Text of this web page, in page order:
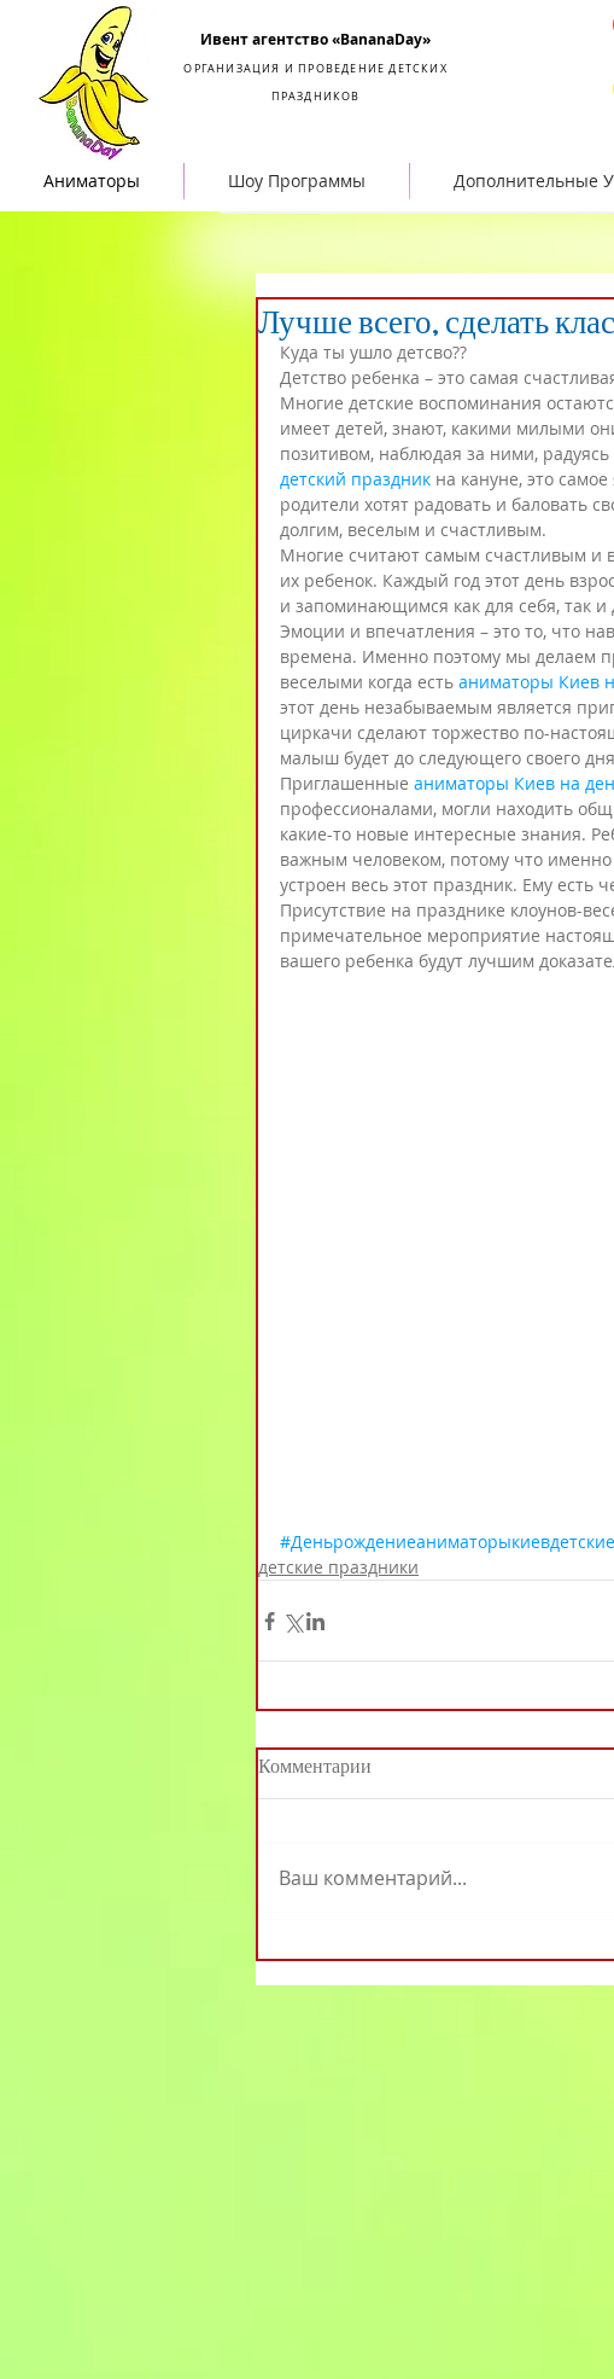
Ивент агентство «BananaDay»
ОРГАНИЗАЦИЯ И ПРОВЕДЕНИЕ ДЕТСКИХ
ПРАЗДНИКОВ
Аниматоры Шоу Программы Дополнительные
Лучше всего, сделать
Куда ты ушло детсво??
Детство ребенка – это самая
Многие детские воспоминания
имеет детей, знают, какими милыми
позитивом, наблюдая за ними,
детский праздник на кануне, это
родители хотят радовать и баловать
долгим, веселым и счастливым.
Многие считают самым счастливым и
их ребенок. Каждый год этот день
и запоминающимся как для себя, так
Эмоции и впечатления – это то, что
времена. Именно поэтому мы делаем
веселыми когда есть аниматоры Киев
этот день незабываемым является
циркачи сделают торжество по-
малыш будет до следующего своего
Приглашенные аниматоры Киев на
профессионалами, могли находить
какие-то новые интересные знания.
важным человеком, потому что
устроен весь этот праздник. Ему есть
Присутствие на празднике клоунов-
примечательное мероприятие
вашего ребенка будут лучшим
детские праздники
Комментарии
Ваш комментарий...